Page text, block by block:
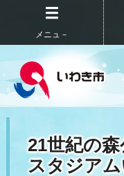
メニュ－
21世紀の
スタジアム